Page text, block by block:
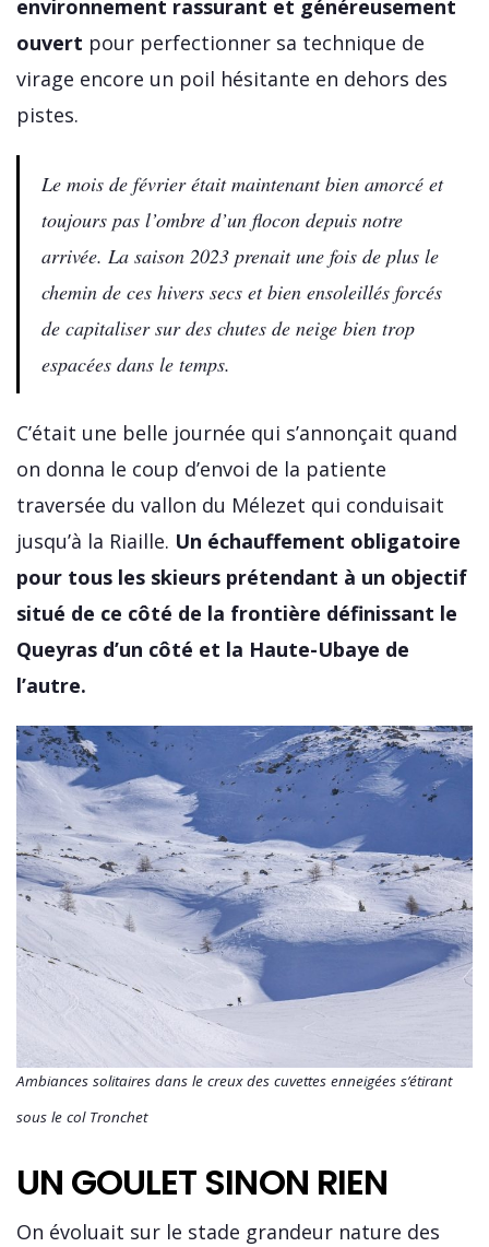
environnement rassurant et généreusement
ouvert pour perfectionner sa technique de
virage encore un poil hésitante en dehors des
pistes.
Le mois de février était maintenant bien amorcé et
toujours pas l’ombre d’un flocon depuis notre
arrivée. La saison 2023 prenait une fois de plus le
chemin de ces hivers secs et bien ensoleillés forcés
de capitaliser sur des chutes de neige bien trop
espacées dans le temps.
C’était une belle journée qui s’annonçait quand
on donna le coup d’envoi de la patiente
traversée du vallon du Mélezet qui conduisait
jusqu’à la Riaille. Un échauffement obligatoire
pour tous les skieurs prétendant à un objectif
situé de ce côté de la frontière définissant le
Queyras d’un côté et la Haute-Ubaye de
l’autre.
Ambiances solitaires dans le creux des cuvettes enneigées s’étirant
sous le col Tronchet
UN GOULET SINON RIEN
On évoluait sur le stade grandeur nature des